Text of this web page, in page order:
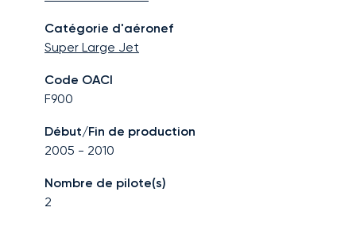
Catégorie d'aéronef
Super Large Jet
Code OACI
F900
Début/Fin de production
2005 - 2010
Nombre de pilote(s)
2